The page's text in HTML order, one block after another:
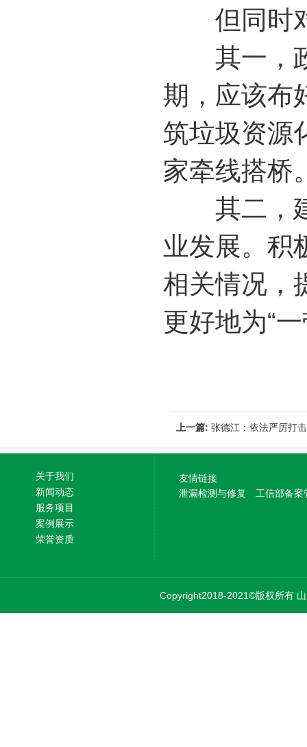
但同时对
其一，政
期，应该布
筑垃圾资源
家牵线搭桥
其二，建
业发展。积
相关情况，
更好地为“
上一篇:张德江：依法严厉打
关于我们
新闻动态
服务项目
案例展示
荣誉资质
友情链接
泄漏检测与修复
工信部备案
Copyright2018-2021©版权所有